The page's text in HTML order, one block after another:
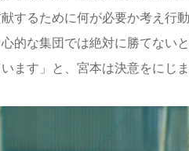
するために何が必要か考え行動
的な集団では絶対に勝てない
ます」と、宮本は決意をにじま